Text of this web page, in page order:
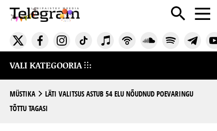
VALI KATEGOORIA
MÜSTIKA
LÄTI VALITSUS ASTUB 54 ELU NÕUDNUD POEVARINGU
TÕTTU TAGASI